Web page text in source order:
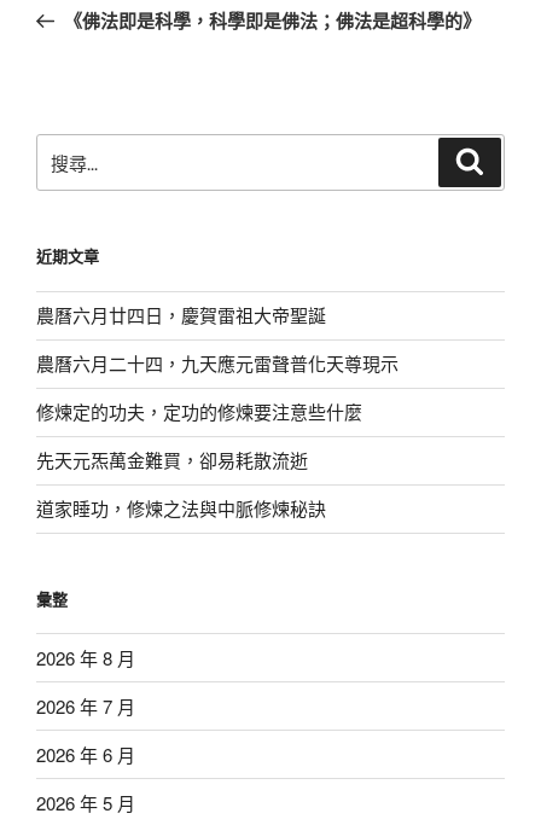
導
一
《佛法即是科學，科學即是佛法；佛法是超科學的》
尋
字:
近期文章
農曆六月廿四日，慶賀雷祖大帝聖誕
農曆六月二十四，九天應元雷聲普化天尊現示
修煉定的功夫，定功的修煉要注意些什麼
先天元炁萬金難買，卻易耗散流逝
道家睡功，修煉之法與中脈修煉秘訣
彙整
2026 年 8 月
2026 年 7 月
2026 年 6 月
2026 年 5 月